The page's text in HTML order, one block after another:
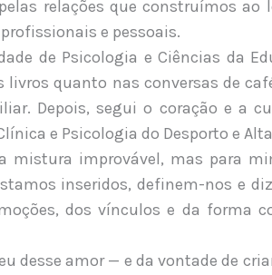
relações que construímos
e pessoais.
de Psicologia e Ciências da
quanto nas conversas de
Depois, segui o coração e a
e Psicologia do Desporto e
mistura improvável, mas para
inseridos, definem-nos e
dos vínculos e da forma
desse amor — e da vontade de